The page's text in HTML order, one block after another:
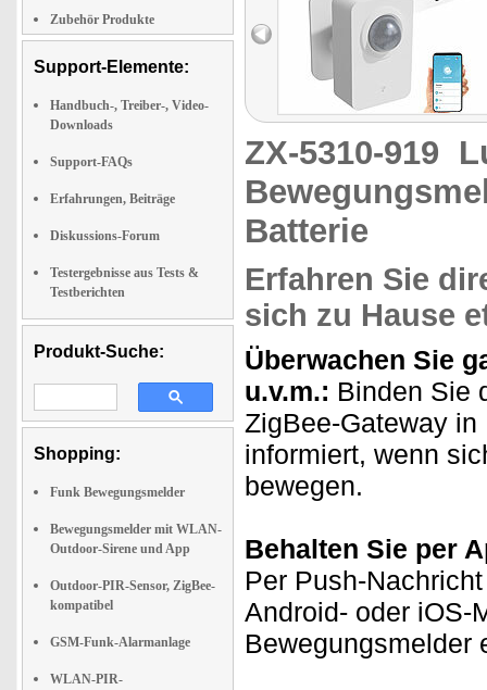
Zubehör Produkte
Support-Elemente:
Handbuch-, Treiber-, Video-
Downloads
Support-FAQs
Erfahrungen, Beiträge
Diskussions-Forum
Testergebnisse aus Tests &
Testberichten
Produkt-Suche:
Shopping:
Funk Bewegungsmelder
Bewegungsmelder mit WLAN-
Outdoor-Sirene und App
Outdoor-PIR-Sensor, ZigBee-
kompatibel
GSM-Funk-Alarmanlage
WLAN-PIR-
ZX-5310-919
Batterie
Erfahren Sie
sich zu Hause
Überwachen Sie
u.v.m.: Binden Sie
ZigBee-Gateway
informiert, wenn
bewegen.
Behalten Sie per
Per Push-
Android- oder iOS-
Bewegungsmelder